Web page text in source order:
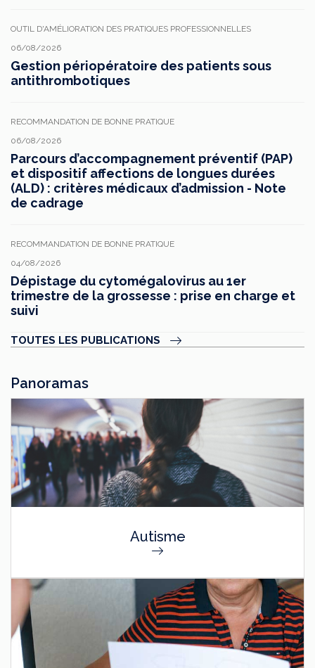
OUTIL D'AMÉLIORATION DES PRATIQUES PROFESSIONNELLES
06/08/2026
Gestion périopératoire des patients sous
antithrombotiques
RECOMMANDATION DE BONNE PRATIQUE
06/08/2026
Parcours d’accompagnement préventif (PAP)
et dispositif affections de longues durées
(ALD) : critères médicaux d’admission - Note
de cadrage
RECOMMANDATION DE BONNE PRATIQUE
04/08/2026
Dépistage du cytomégalovirus au 1er
trimestre de la grossesse : prise en charge et
suivi
TOUTES LES PUBLICATIONS
Panoramas
Autisme